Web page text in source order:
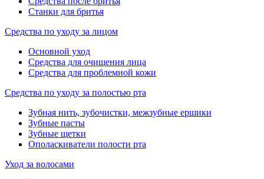
Станки для бритья
Средства по уходу за лицом
Основной уход
Средства для очищения лица
Средства для проблемной кожи
Средства по уходу за полостью рта
Зубная нить, зубочистки, межзубные ершики
Зубные пасты
Зубные щетки
Ополаскиватели полости рта
Уход за волосами